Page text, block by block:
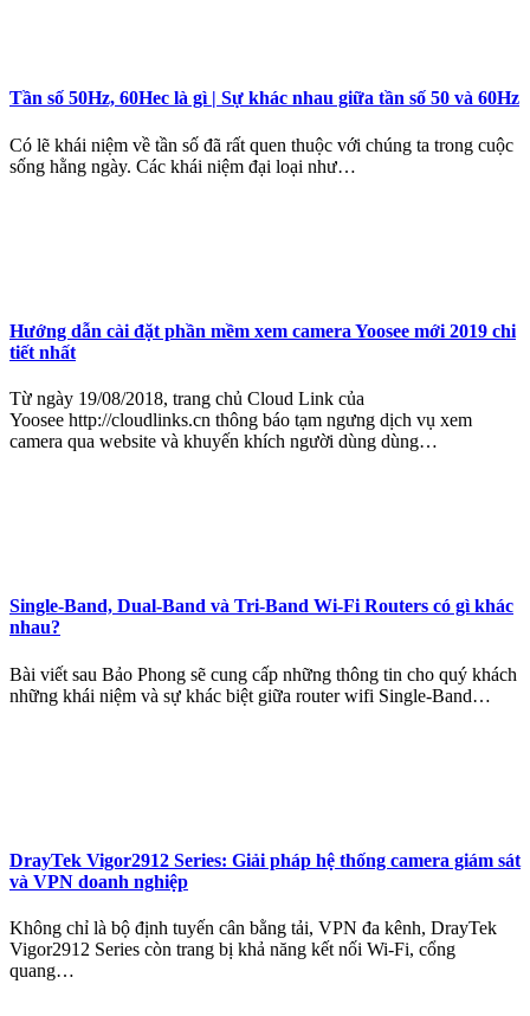
Tần số 50Hz, 60Hec là gì | Sự khác nhau giữa tần số 50 và 60Hz
Có lẽ khái niệm về tần số đã rất quen thuộc với chúng ta trong cuộc
sống hằng ngày. Các khái niệm đại loại như…
Hướng dẫn cài đặt phần mềm xem camera Yoosee mới 2019 chi
tiết nhất
Từ ngày 19/08/2018, trang chủ Cloud Link của
Yoosee http://cloudlinks.cn thông báo tạm ngưng dịch vụ xem
camera qua website và khuyến khích người dùng dùng…
Single-Band, Dual-Band và Tri-Band Wi-Fi Routers có gì khác
nhau?
Bài viết sau Bảo Phong sẽ cung cấp những thông tin cho quý khách
những khái niệm và sự khác biệt giữa router wifi Single-Band…
DrayTek Vigor2912 Series: Giải pháp hệ thống camera giám sát
và VPN doanh nghiệp
Không chỉ là bộ định tuyến cân bằng tải, VPN đa kênh, DrayTek
Vigor2912 Series còn trang bị khả năng kết nối Wi-Fi, cổng
quang…